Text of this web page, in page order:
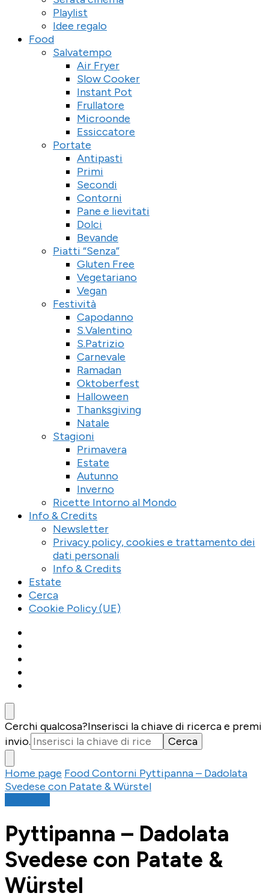
Playlist
Idee regalo
Food
Salvatempo
Air Fryer
Slow Cooker
Instant Pot
Frullatore
Microonde
Essiccatore
Portate
Antipasti
Primi
Secondi
Contorni
Pane e lievitati
Dolci
Bevande
Piatti “Senza”
Gluten Free
Vegetariano
Vegan
Festività
Capodanno
S.Valentino
S.Patrizio
Carnevale
Ramadan
Oktoberfest
Halloween
Thanksgiving
Natale
Stagioni
Primavera
Estate
Autunno
Inverno
Ricette Intorno al Mondo
Info & Credits
Newsletter
Privacy policy, cookies e trattamento dei
dati personali
Info & Credits
Estate
Cerca
Cookie Policy (UE)
Cerchi qualcosa?Inserisci la chiave di ricerca e premi
invio.
Home page FoodContorni Pyttipanna – Dadolata
Svedese con Patate & Würstel
Pyttipanna – Dadolata
Svedese con Patate &
Würstel